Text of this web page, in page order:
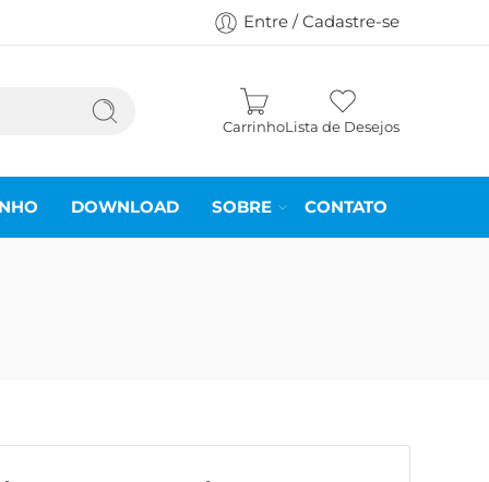
Entre / Cadastre-se
CarrinhoLista de Desejos
DOWNLOAD SOBRE CONTATO